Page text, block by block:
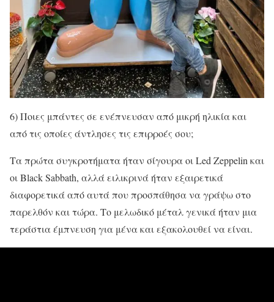
6) Ποιες μπάντες σε ενέπνευσαν από μικρή ηλικία και
από τις οποίες άντλησες τις επιρροές σου;
Τα πρώτα συγκροτήματα ήταν σίγουρα οι Led Zeppelin και
οι Black Sabbath, αλλά ειλικρινά ήταν εξαιρετικά
διαφορετικά από αυτά που προσπάθησα να γράψω στο
παρελθόν και τώρα. Το μελωδικό μέταλ γενικά ήταν μια
τεράστια έμπνευση για μένα και εξακολουθεί να είναι.